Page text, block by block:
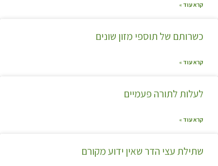
קרא עוד »
כשרותם של תוספי מזון שונים
קרא עוד »
לעלות לתורה פעמיים
קרא עוד »
שתילת עצי הדר שאין ידוע מקורם